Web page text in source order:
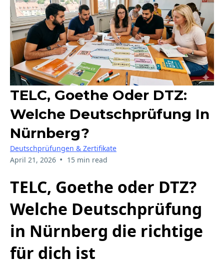
TELC, Goethe Oder DTZ:
Welche Deutschprüfung In
Nürnberg?
Deutschprüfungen & Zertifikate
April 21, 2026 • 15 min read
TELC, Goethe oder DTZ?
Welche Deutschprüfung
in Nürnberg die richtige
für dich ist